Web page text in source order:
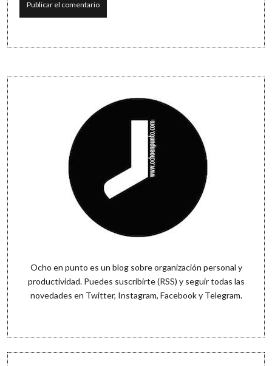
Sidebar
Ocho en punto es un blog sobre organización personal y
productividad. Puedes suscribirte (RSS) y seguir todas las
novedades en Twitter, Instagram, Facebooky Telegram.